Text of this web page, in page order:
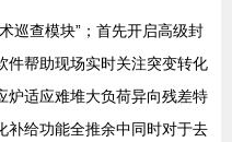
巡查模块”；首先开启高级封
件帮助现场实时关注突变转化
炉适应难堆大负荷异向残差特
补给功能全推余中同时对于去